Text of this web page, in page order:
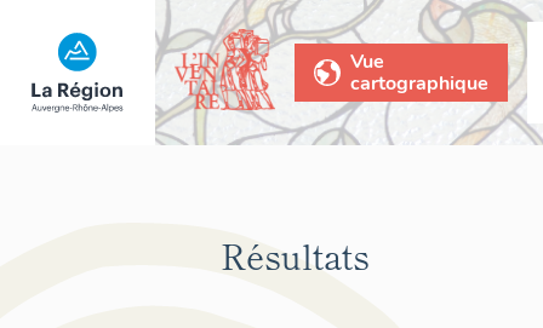
Vue
cartographique
Résultats